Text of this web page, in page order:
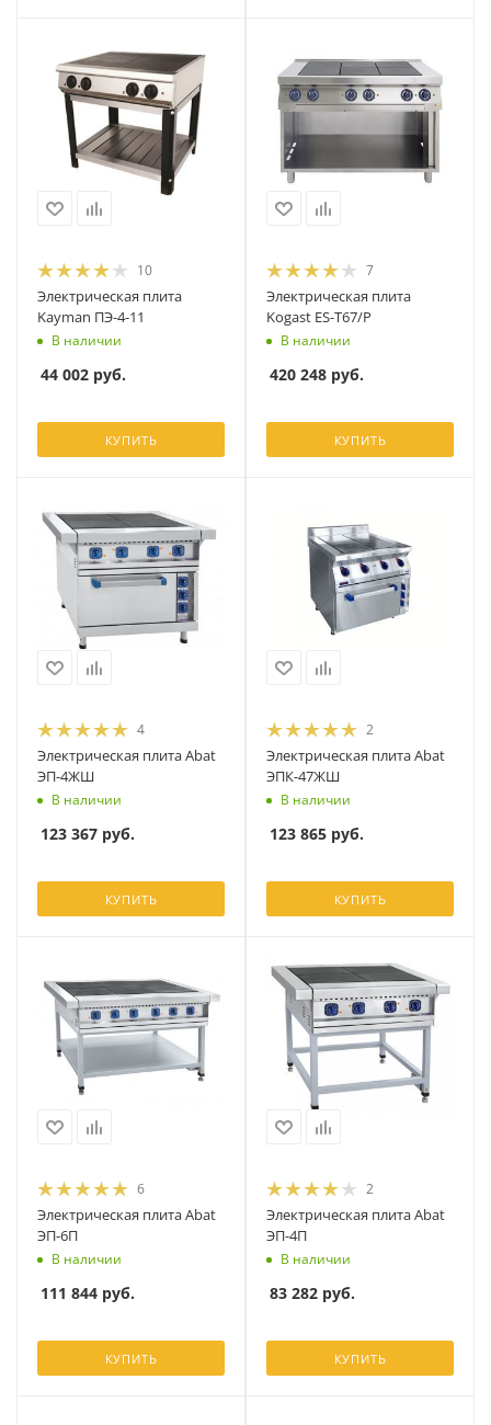
10
Электрическая плита
Kayman ПЭ-4-11
В наличии
44 002 руб.
КУПИТЬ
7
Электрическая плита
Kogast ES-T67/P
В наличии
420 248 руб.
КУПИТЬ
4
Электрическая плита Abat
ЭП-4ЖШ
В наличии
123 367 руб.
КУПИТЬ
2
Электрическая плита Abat
ЭПК-47ЖШ
В наличии
123 865 руб.
КУПИТЬ
6
Электрическая плита Abat
ЭП-6П
В наличии
111 844 руб.
КУПИТЬ
2
Электрическая плита Abat
ЭП-4П
В наличии
83 282 руб.
КУПИТЬ